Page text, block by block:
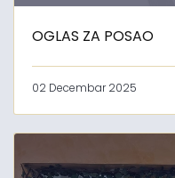
OGLAS ZA POSAO
02 Decembar 2025